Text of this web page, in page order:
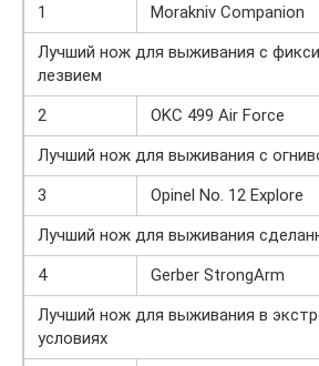
1
Morakniv Companion
Лучший нож для выживания с
лезвием
2
OKC 499 Air Force
Лучший нож для выживания с
3
Opinel No. 12 Explore
Лучший нож для выживания
4
Gerber StrongArm
Лучший нож для выживания в
условиях